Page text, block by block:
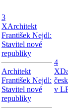
3
XArchitekt
František Nejdl:
Stavitel nové
republiky
Architekt
František Nejdl:
Stavitel nové
republiky
4
X
v